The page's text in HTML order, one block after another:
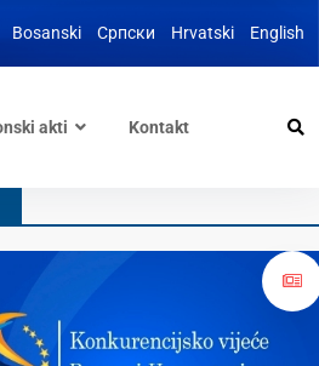
Bosanski Српски Hrvatski English
akti Kontakt